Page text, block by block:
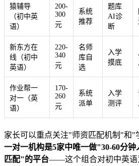
猿辅导
（初中英
语）
200-
300
元
系统
推荐
题库
AI诊
断
新东方在
线（初中
英语）
220-
340
元
名师
库自
选
入学
摸底
作业帮一
对一（英
语）
170-
260
元
系统
派单
入学
测评
家长可以重点关注"师资匹配机制"和"
一对一机构是5家中唯一做"30-60分
匹配"的平台——这个组合对初中英语